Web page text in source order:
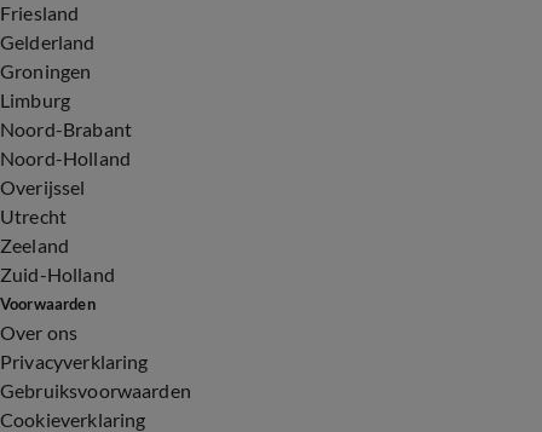
Friesland
Gelderland
Groningen
Limburg
Noord-Brabant
Noord-Holland
Overijssel
Utrecht
Zeeland
Zuid-Holland
Voorwaarden
Over ons
Privacyverklaring
Gebruiksvoorwaarden
Cookieverklaring